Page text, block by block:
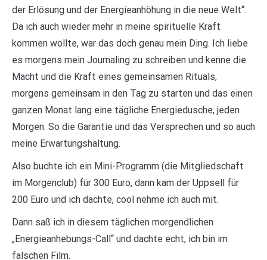
der Erlösung und der Energieanhöhung in die neue Welt“.
Da ich auch wieder mehr in meine spirituelle Kraft
kommen wollte, war das doch genau mein Ding. Ich liebe
es morgens mein Journaling zu schreiben und kenne die
Macht und die Kraft eines gemeinsamen Rituals,
morgens gemeinsam in den Tag zu starten und das einen
ganzen Monat lang eine tägliche Energiedusche, jeden
Morgen. So die Garantie und das Versprechen und so auch
meine Erwartungshaltung.
Also buchte ich ein Mini-Programm (die Mitgliedschaft
im Morgenclub) für 300 Euro, dann kam der Uppsell für
200 Euro und ich dachte, cool nehme ich auch mit.
Dann saß ich in diesem täglichen morgendlichen
„Energieanhebungs-Call“ und dachte echt, ich bin im
falschen Film.